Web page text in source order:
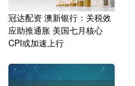
冠达配资 澳新银行：关税效
应助推通胀 美国七月核心
CPI或加速上行